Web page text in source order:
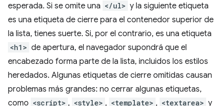
esperada. Si se omite una </ul> y la siguiente etiqueta
es una etiqueta de cierre para el contenedor superior de
la lista, tienes suerte. Si, por el contrario, es una etiqueta
<h1> de apertura, el navegador supondrá que el
encabezado forma parte de la lista, incluidos los estilos
heredados. Algunas etiquetas de cierre omitidas causan
problemas más grandes: no cerrar algunas etiquetas,
como <script> , <style> , <template> , <textarea> y